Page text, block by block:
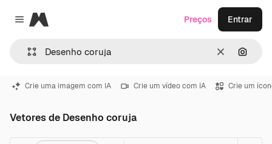
Close menu
Magnific
Limpar
Preços Entrar
Crie uma imagem com IA Crie um vídeo com IA Crie um
Vetores de Desenho coruja